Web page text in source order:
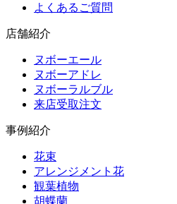
よくあるご質問
店舗紹介
ヌボーエール
ヌボーアドレ
ヌボーラルブル
来店受取注文
事例紹介
花束
アレンジメント花
観葉植物
胡蝶蘭